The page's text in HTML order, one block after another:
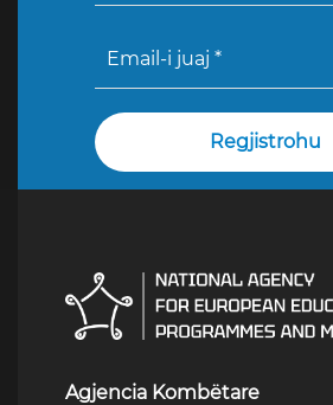
Agjencia Kombëtare